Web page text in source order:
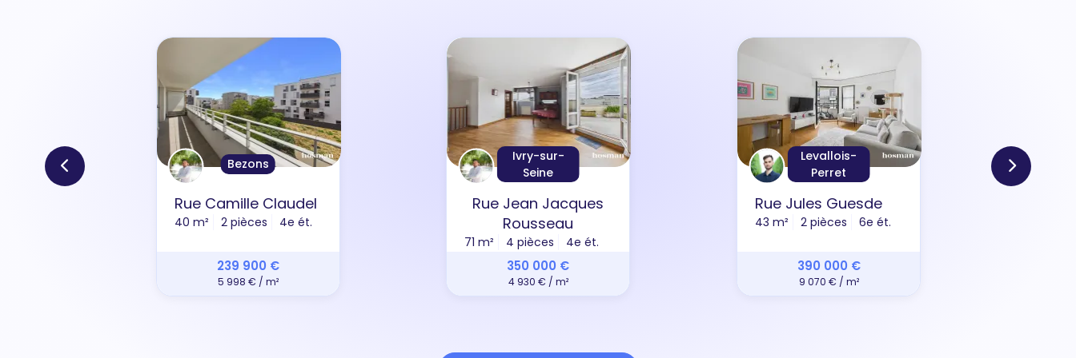
Bezons
Rue Camille Claudel
40 m² 2 pièces 4e ét.
239 900 €
5 998 € / m²
Ivry-sur-
Seine
Rue Jean Jacques
Rousseau
71 m² 4 pièces 4e ét.
350 000 €
4 930 € / m²
Levallois-
Perret
Rue Jules Guesde
43 m² 2 pièces 6e ét.
390 000 €
9 070 € / m²